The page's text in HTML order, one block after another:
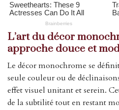
L’art du décor
approche douce et
Le décor monochrome se
seule couleur ou de
effet visuel unitant et serein.
de la subtilité tout en restant